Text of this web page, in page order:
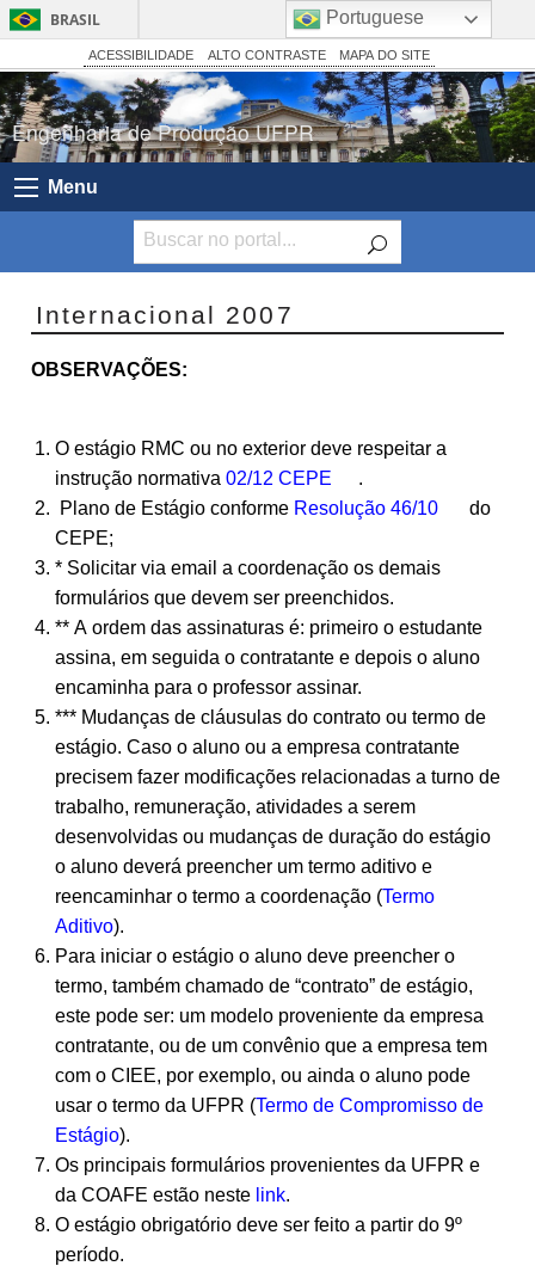
BRASIL
Simplifique!
Comunica BR
Participe
Acesso à informação
Canais
ACESSIBILIDADE ALTO CONTRASTE MAPA DO SITE
Engenharia de Produção UFPR
Menu
Internacional 2007
OBSERVAÇÕES:
O estágio RMC ou no exterior deve respeitar a
instrução normativa 02/12 CEPE
.
Plano de Estágio conforme Resolução 46/10
do
CEPE;
* Solicitar via email a coordenação os demais
formulários que devem ser preenchidos.
** A ordem das assinaturas é: primeiro o estudante
assina, em seguida o contratante e depois o aluno
encaminha para o professor assinar.
*** Mudanças de cláusulas do contrato ou termo de
estágio. Caso o aluno ou a empresa contratante
precisem fazer modificações relacionadas a turno de
trabalho, remuneração, atividades a serem
desenvolvidas ou mudanças de duração do estágio
o aluno deverá preencher um termo aditivo e
reencaminhar o termo a coordenação (Termo
Aditivo).
Para iniciar o estágio o aluno deve preencher o
termo, também chamado de “contrato” de estágio,
este pode ser: um modelo proveniente da empresa
contratante, ou de um convênio que a empresa tem
com o CIEE, por exemplo, ou ainda o aluno pode
usar o termo da UFPR (Termo de Compromisso de
Estágio).
Os principais formulários provenientes da UFPR e
da COAFE estão neste link.
O estágio obrigatório deve ser feito a partir do 9º
período.
Portuguese